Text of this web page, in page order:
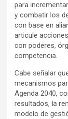
para
y combatir los
con base en
articule
con poderes,
competencia.
Cabe señalar
mecanismos
Agenda 2040,
resultados, la
modelo de